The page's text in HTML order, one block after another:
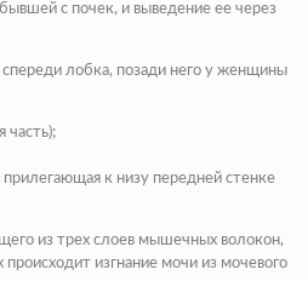
с почек, и выведение ее через
спереди лобка, позади него у женщины
часть);
прилегающая к низу передней стенке
из трех слоев мышечных волокон,
изгнание мочи из мочевого